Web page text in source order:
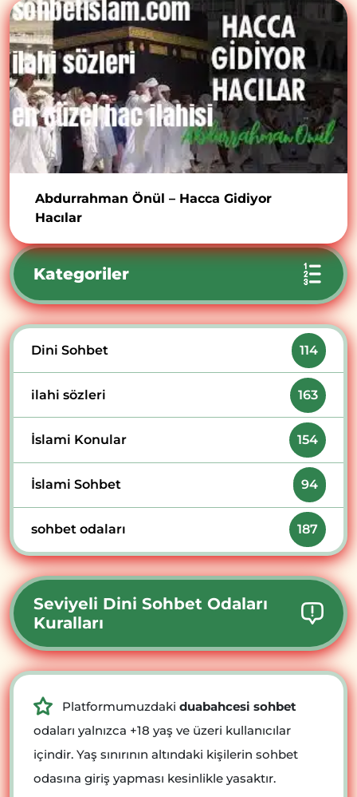
Abdurrahman Önül – Hacca Gidiyor
Hacılar
Kategoriler
Dini Sohbet 114
ilahi sözleri 163
İslami Konular 154
İslami Sohbet 94
sohbet odaları 187
Seviyeli Dini Sohbet Odaları
Kuralları
Platformumuzdaki duabahcesi sohbet
odaları yalnızca +18 yaş ve üzeri kullanıcılar
içindir. Yaş sınırının altındaki kişilerin sohbet
odasına giriş yapması kesinlikle yasaktır.